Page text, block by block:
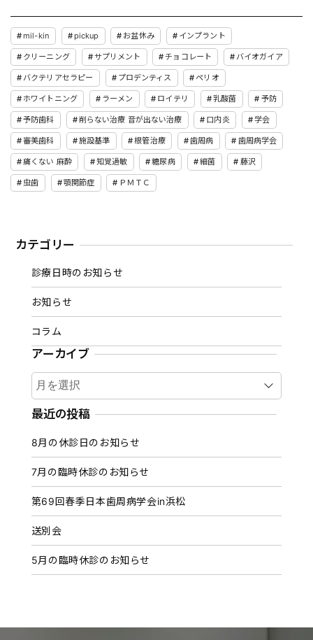
mil-kin pickup お盆休み インプラント
クリーニング サプリメント チョコレート バイオガイア
バクテリアセラピー プロデンティス ペリオ
ホワイトニング ラーメン ロイテリ 乳酸菌 予防
予防歯科 削らない治療 音が出ない治療 口内炎 学会
審美歯科 施設基準 根管治療 歯周病 歯周病学会
痛くない 麻酔 知覚過敏 糖尿病 細菌 藤沢
虫歯 顎関節症 ＰＭＴＣ
カテゴリー
診療日時のお知らせ
お知らせ
コラム
アーカイブ
ア
ー
カ
ブ
最近の投稿
8月の休診日のお知らせ
7月の臨時休診のお知らせ
第69回春季日本歯周病学会in浜松
送別会
5月の臨時休診のお知らせ